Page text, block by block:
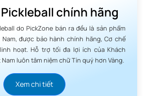
chính hãng
do PickZone bán ra đều là sản phẩm
được bảo hành chính hãng, Cơ chế
hoạt. Hỗ trợ tối đa lợi ích của Khách
luôn tâm niệm chữ Tín quý hơn Vàng.
Xem chi tiết